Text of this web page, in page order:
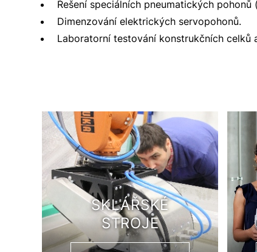
Řešení speciálních pneumatických pohonů
Dimenzování elektrických servopohonů.
Laboratorní testování konstrukčních celků
SKLÁŘSKÉ
STROJE